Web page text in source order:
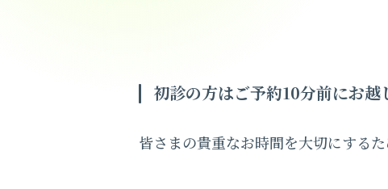
初診の方はご予約10分前にお越
皆さまの貴重なお時間を大切にする